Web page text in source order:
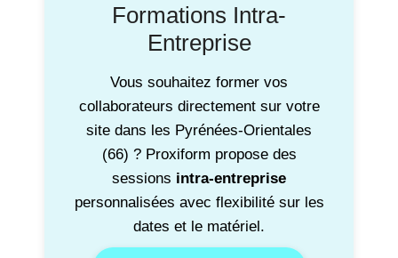
Formations Intra-
Entreprise
Vous souhaitez former vos
collaborateurs directement sur votre
site dans les Pyrénées-Orientales
(66) ? Proxiform propose des
sessions intra-entreprise
personnalisées avec flexibilité sur les
dates et le matériel.